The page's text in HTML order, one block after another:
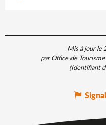
Mis à jour le
par Office de
(Identifiant